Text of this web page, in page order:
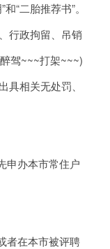
“二胎推荐书”。
行政拘留、吊销
驾~~~打架~~~)
具相关无处罚、
申办本市常住户
者在本市被评聘